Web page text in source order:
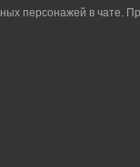
персонажей в чате.